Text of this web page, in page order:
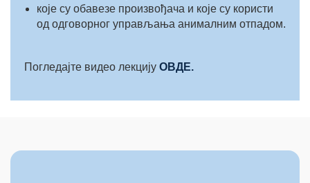
које су обавезе произвођача и које су користи
од одговорног управљања анималним отпадом.
Погледајте видео лекцију ОВДЕ.